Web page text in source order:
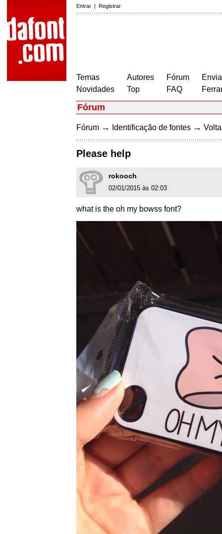
Entrar | Registrar
Temas
Novidades
Autores
Top
Fórum
FAQ
Fórum
Fórum → Identificação de fontes →
Please help
rokooch
02/01/2015 às 02:03
what is the oh my bowss font?